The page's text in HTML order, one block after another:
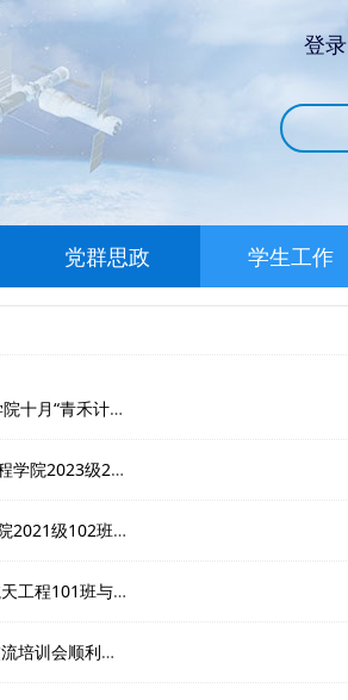
登录
党群思政 学生工作
计划”顺利举办
班举行联合主题团日活动
开展主题团日活动
404班举办联合主题团日活动
训会顺利举办